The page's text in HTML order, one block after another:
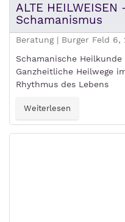
ALTE
Schamanismus
Beratung | Burger Feld 6,
Schamanische
Ganzheitliche Heilwege
Rhythmus des Lebens
Weiterlesen